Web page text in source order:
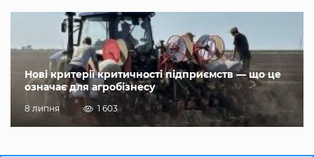
Нові критерії критичності підприємств — що це
означає для агробізнесу
8 липня 1 603